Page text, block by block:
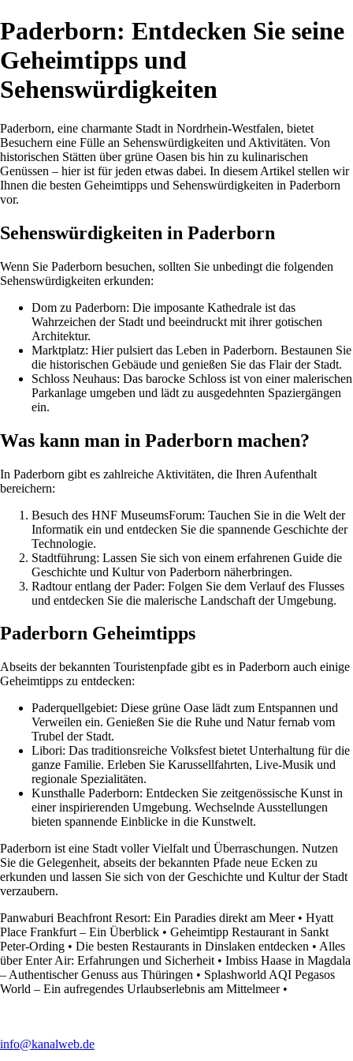
Paderborn: Entdecken Sie seine
Geheimtipps und
Sehenswürdigkeiten
Paderborn, eine charmante Stadt in Nordrhein-Westfalen, bietet
Besuchern eine Fülle an Sehenswürdigkeiten und Aktivitäten. Von
historischen Stätten über grüne Oasen bis hin zu kulinarischen
Genüssen – hier ist für jeden etwas dabei. In diesem Artikel stellen wir
Ihnen die besten Geheimtipps und Sehenswürdigkeiten in Paderborn
vor.
Sehenswürdigkeiten in Paderborn
Wenn Sie Paderborn besuchen, sollten Sie unbedingt die folgenden
Sehenswürdigkeiten erkunden:
Dom zu Paderborn: Die imposante Kathedrale ist das
Wahrzeichen der Stadt und beeindruckt mit ihrer gotischen
Architektur.
Marktplatz: Hier pulsiert das Leben in Paderborn. Bestaunen Sie
die historischen Gebäude und genießen Sie das Flair der Stadt.
Schloss Neuhaus: Das barocke Schloss ist von einer malerischen
Parkanlage umgeben und lädt zu ausgedehnten Spaziergängen
ein.
Was kann man in Paderborn machen?
In Paderborn gibt es zahlreiche Aktivitäten, die Ihren Aufenthalt
bereichern:
Besuch des HNF MuseumsForum: Tauchen Sie in die Welt der
Informatik ein und entdecken Sie die spannende Geschichte der
Technologie.
Stadtführung: Lassen Sie sich von einem erfahrenen Guide die
Geschichte und Kultur von Paderborn näherbringen.
Radtour entlang der Pader: Folgen Sie dem Verlauf des Flusses
und entdecken Sie die malerische Landschaft der Umgebung.
Paderborn Geheimtipps
Abseits der bekannten Touristenpfade gibt es in Paderborn auch einige
Geheimtipps zu entdecken:
Paderquellgebiet: Diese grüne Oase lädt zum Entspannen und
Verweilen ein. Genießen Sie die Ruhe und Natur fernab vom
Trubel der Stadt.
Libori: Das traditionsreiche Volksfest bietet Unterhaltung für die
ganze Familie. Erleben Sie Karussellfahrten, Live-Musik und
regionale Spezialitäten.
Kunsthalle Paderborn: Entdecken Sie zeitgenössische Kunst in
einer inspirierenden Umgebung. Wechselnde Ausstellungen
bieten spannende Einblicke in die Kunstwelt.
Paderborn ist eine Stadt voller Vielfalt und Überraschungen. Nutzen
Sie die Gelegenheit, abseits der bekannten Pfade neue Ecken zu
erkunden und lassen Sie sich von der Geschichte und Kultur der Stadt
verzaubern.
Panwaburi Beachfront Resort: Ein Paradies direkt am Meer• Hyatt
Place Frankfurt – Ein Überblick • Geheimtipp Restaurant in Sankt
Peter-Ording • Die besten Restaurants in Dinslaken entdecken • Alles
über Enter Air: Erfahrungen und Sicherheit • Imbiss Haase in Magdala
– Authentischer Genuss aus Thüringen • Splashworld AQI Pegasos
World – Ein aufregendes Urlaubserlebnis am Mittelmeer•
info@kanalweb.de